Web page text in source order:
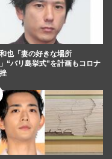
也「妻の好きな場所
“バリ島挙式”を計画もコロナ